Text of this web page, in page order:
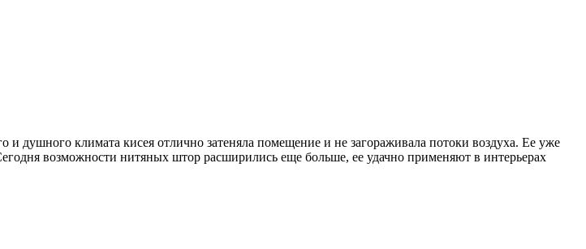
климата кисея отлично затеняла помещение и не загораживала потоки воздуха. Ее уже
возможности нитяных штор расширились еще больше, ее удачно применяют в интерьерах